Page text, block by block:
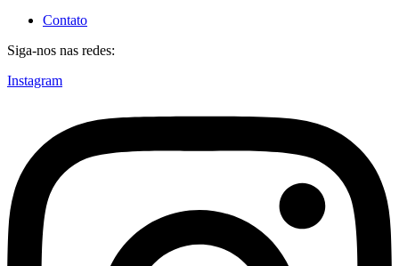
Contato
Siga-nos nas redes:
Instagram